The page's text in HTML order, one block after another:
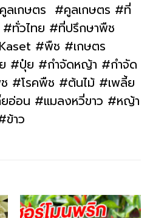
เกษตร #คูลเกษตร #ที่
ทั่วไทย #ที่ปรึกษาพืช
#พืช #เกษตร
#ปุ๋ย #กำจัดหญ้า #กำจัด
#โรคพืช #ต้นไม้ #เพลี้ย
อ่อน #แมลงหวี่ขาว #หญ้า
าว